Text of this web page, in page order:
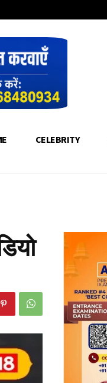
CELEBRITY